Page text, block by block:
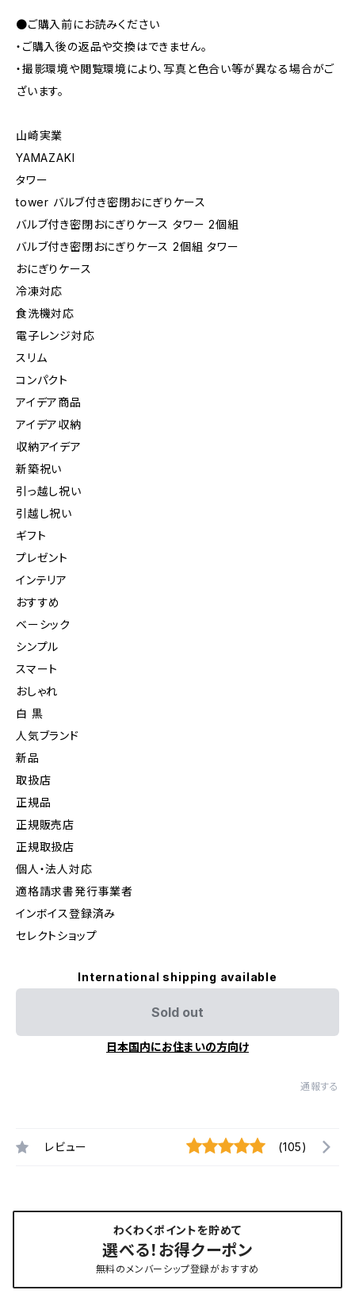
●ご購入前にお読みください
・ご購入後の返品や交換はできません。
・撮影環境や閲覧環境により、写真と色合い等が異なる場合がご
ざいます。
山崎実業
YAMAZAKI
タワー
tower バルブ付き密閉おにぎりケース
バルブ付き密閉おにぎりケース タワー 2個組
バルブ付き密閉おにぎりケース 2個組 タワー
おにぎりケース
冷凍対応
食洗機対応
電子レンジ対応
スリム
コンパクト
アイデア商品
アイデア収納
収納アイデア
新築祝い
引っ越し祝い
引越し祝い
ギフト
プレゼント
インテリア
おすすめ
ベーシック
シンプル
スマート
おしゃれ
白 黒
人気ブランド
新品
取扱店
正規品
正規販売店
正規取扱店
個人・法人対応
適格請求書発行事業者
インボイス登録済み
セレクトショップ
International shipping available
Sold out
日本国内にお住まいの方向け
通報する
レビュー (105)
わくわくポイントを貯めて
選べる！お得クーポン
無料のメンバーシップ登録がおすすめ